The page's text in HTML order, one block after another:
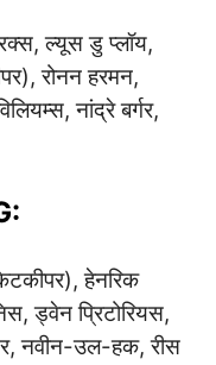
ल्यूस डु प्लॉय,
रोनन हरमन,
नांद्रे बर्गर,
हेनरिक
ड्वेन प्रिटोरियस,
नवीन-उल-हक, रीस